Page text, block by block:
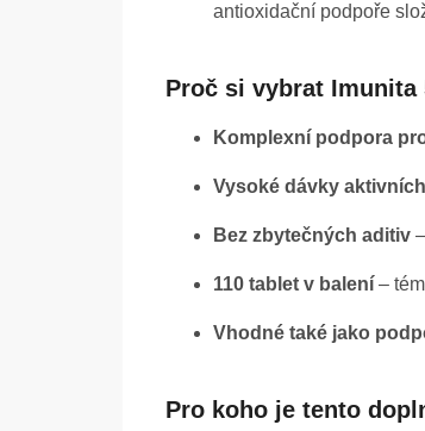
antioxidační podpoře
Proč si vybrat Imunita
Komplexní podpora
Vysoké dávky
Bez zbytečných aditiv
110 tablet v balení –
Vhodné také jako
Pro koho je tento